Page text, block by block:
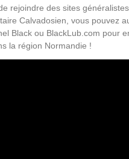
rejoindre des sites
Calvadosien, vous pouvez
Black ou BlackLub.com pour
la région Normandie !